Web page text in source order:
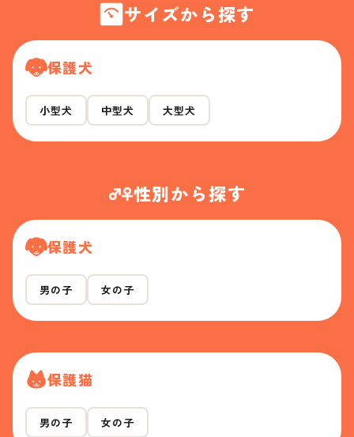
サイズから探す
保護犬
小型犬 中型犬 大型犬
性別から探す
保護犬
男の子 女の子
保護猫
男の子 女の子